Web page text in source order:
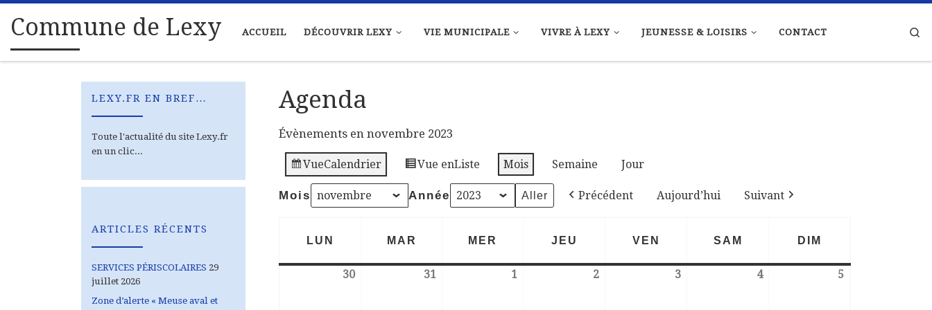
Passer au contenu
Commune de Lexy ACCUEIL DÉCOUVRIR LEXY VIE MUNICIPALE VIVRE À LEXY JEUNESSE & LOISIRS CONTACT
Agenda
Évènements en novembre 2023
VueCalendrier Vue enListe Mois Semaine Jour
Mois Année Précédent Aujourd’hui Suivant
LUN MAR MER MERCREDI
JEU VEN VENDREDI
SAM DIM
30 30 octobre 2023
31 31 octobre 2023
1 1 novembre 2023
2 2 novembre 2023
3 3 novembre 2023
44 novembre 2023
5
LEXY.FR EN BREF…
Toute l'actualité du site Lexy.fr
en un clic...
ARTICLES RÉCENTS
SERVICES PÉRISCOLAIRES 29
juillet 2026
Zone d’alerte « Meuse aval et